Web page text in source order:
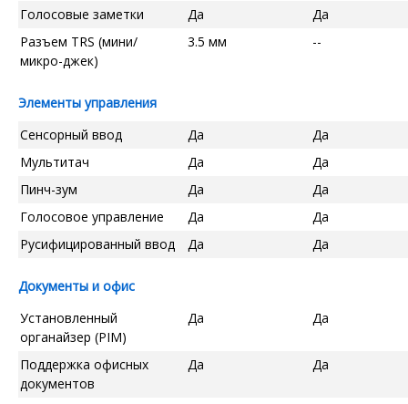
Голосовые заметки
Да
Да
Разъем TRS (мини/
микро-джек)
3.5 мм --
Элементы управления
Сенсорный ввод
Да
Да
Мультитач
Да
Да
Пинч-зум
Да
Да
Голосовое управление
Да
Да
Русифицированный ввод
Да Да
Документы и офис
Установленный
органайзер (PIM)
Да Да
Поддержка офисных
документов
Да Да